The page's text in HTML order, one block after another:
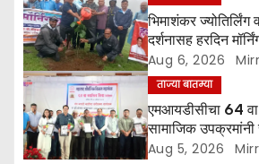
o
n
भिमाशंकर
दर्शनासह हरदिन
Aug 6, 2026
ताज्या बातम्या
एमआयडीसीचा 64 वा
सामाजिक उपक्रमांनी
Aug 5, 2026